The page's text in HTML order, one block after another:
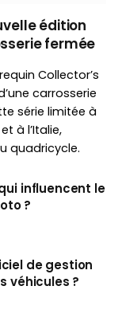
édition
fermée
Collector’s
carrosserie
série limitée à
à l’Italie,
quadricycle.
influencent le
?
de gestion
véhicules ?